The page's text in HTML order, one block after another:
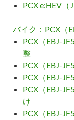
PCX e:HEV（
バイク：PCX（
PCX（EBJ-
整
PCX（EBJ-
PCX（EBJ-
PCX（EBJ-
け
PCX（EBJ-